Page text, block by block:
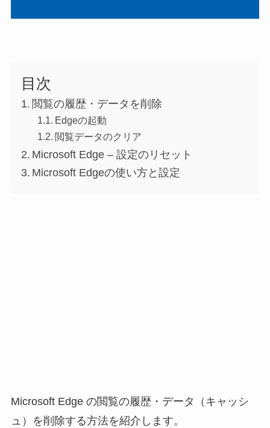
目次
閲覧の履歴・データを削除
Edgeの起動
閲覧データのクリア
Microsoft Edge – 設定のリセット
Microsoft Edgeの使い方と設定
Microsoft Edge の閲覧の履歴・データ（キャッシ
ュ）を削除する方法を紹介します。